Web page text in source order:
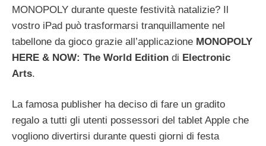
MONOPOLY durante queste festività natalizie? Il
vostro iPad può trasformarsi tranquillamente nel
tabellone da gioco grazie all’applicazione MONOPOLY
HERE & NOW: The World Edition di Electronic
Arts.
La famosa publisher ha deciso di fare un gradito
regalo a tutti gli utenti possessori del tablet Apple che
vogliono divertirsi durante questi giorni di festa